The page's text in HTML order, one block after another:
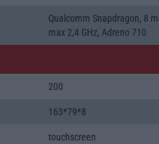
Qualcomm Snapdragon, 8
max 2,4 GHz, Adreno 710
200
163*79*8
touchscreen